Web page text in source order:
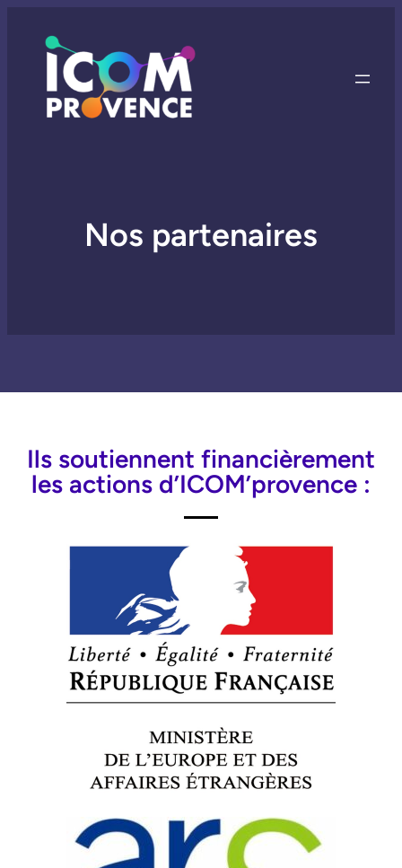
Nos partenaires
Ils soutiennent financièrement
les actions d’ICOM’provence :